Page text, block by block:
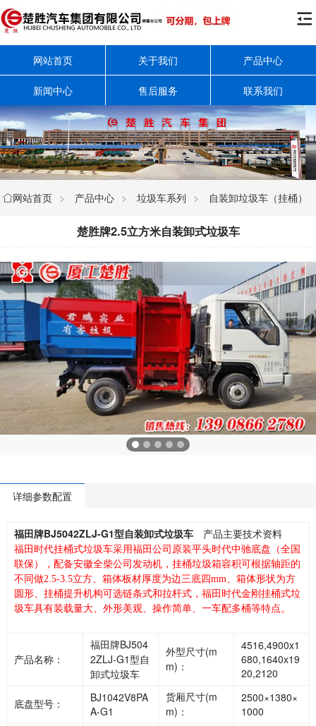

网站首页 关于我们 产品中心
新闻中心 售后服务 联系我们
网站首页 > 产品中心 > 垃圾车系列 > 自装卸垃圾车（挂桶）
楚胜牌2.5立方米自装卸式垃圾车
详细参数配置
福田牌BJ5042ZLJ-G1型自装卸式垃圾车产品主要技术资料
福田时代挂桶式垃圾车采用福田公司原装平头时代中驰底盘（全国
联保），配备安徽全柴公司发动机，挂桶垃圾箱容积可根据轴距的
不同做2.5-3.5立方、箱体板材厚度为边三底四mm、箱体形状为方
圆形、挂桶提升机构可选链条式和拉杆式，福田时代金刚挂桶式垃
圾车具有装载量大、外形美观、操作简单、一车配多桶等特点。
产品名称：
福田牌BJ504
2ZLJ-G1型自
卸式垃圾车
外型尺寸(m
m)：
4516,4900x1
680,1640x19
20,2120
底盘型号：
BJ1042V8PA
A-G1
货厢尺寸(m
m)：
2500×1380×
1000